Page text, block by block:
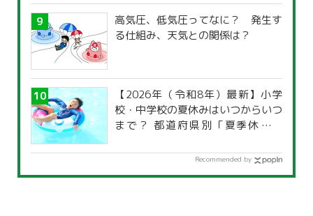
高気圧、低気圧ってなに？ 発生す
る仕組み、天気との関係は？
【2026年（令和8年）最新】小学
校・中学校の夏休みはいつからいつ
まで？ 都道府県別「夏季休暇一
Recommended by